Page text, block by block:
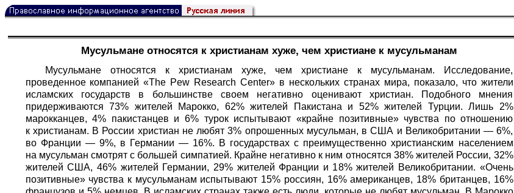
Мусульмане относятся к христианам хуже, чем христиане к мусульманам
Мусульмане относятся к христианам хуже, чем христиане к мусульманам. Исследование,
проведенное компанией «The Pew Research Center» в нескольких странах мира, показало, что жители
исламских государств в большинстве своем негативно оценивают христиан. Подобного мнения
придерживаются 73% жителей Марокко, 62% жителей Пакистана и 52% жителей Турции. Лишь 2%
марокканцев, 4% пакистанцев и 6% турок испытывают «крайне позитивные» чувства по отношению
к христианам. В России христиан не любят 3% опрошенных мусульман, в США и Великобритании — 6%,
во Франции — 9%, в Германии — 16%. В государствах с преимущественно христианским населением
на мусульман смотрят с большей симпатией. Крайне негативно к ним относятся 38% жителей России, 32%
жителей США, 46% жителей Германии, 29% жителей Франции и 18% жителей Великобритании. «Очень
позитивные» чувства к мусульманам испытывают 15% россиян, 16% американцев, 18% британцев, 16%